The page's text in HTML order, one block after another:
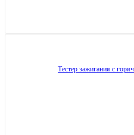
Тестер зажигания с